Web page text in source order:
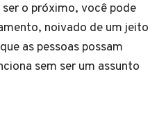
o próximo, você pode
noivado de um jeito
as pessoas possam
sem ser um assunto